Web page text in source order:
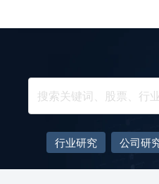
行业研究 公司研